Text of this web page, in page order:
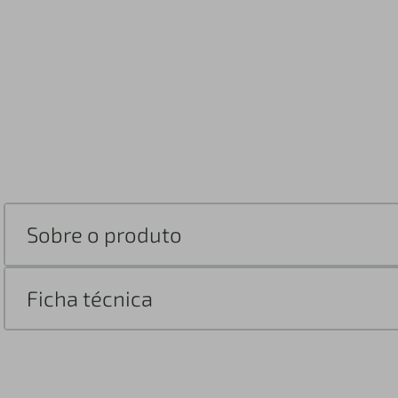
Sobre o produto
Ficha técnica